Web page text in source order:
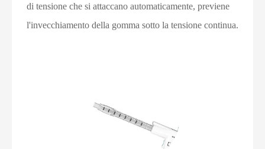
di tensione che si attaccano automaticamente, previene
l'invecchiamento della gomma sotto la tensione continua.